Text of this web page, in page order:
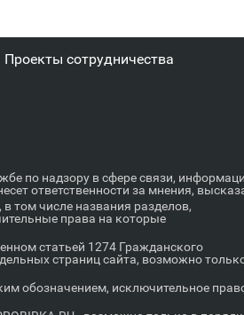
Проекты сотрудничества
по надзору в сфере связи,
ответственности за мнения,
, в том числе названия разделов,
права на которые
статьей 1274 Гражданского
страниц сайта, возможно
обозначением, исключительное